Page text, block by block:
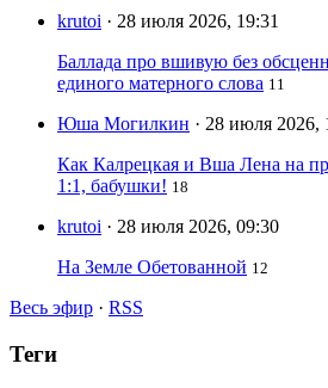
krutoi · 28 июля 2026, 19:31
Баллада про вшивую без
единого матерного слова 11
Юша Могилкин · 28 июля 2026,
Как Калрецкая и Вша Лена на
1:1, бабушки! 18
krutoi · 28 июля 2026, 09:30
На Земле Обетованной 12
Весь эфир · RSS
Теги